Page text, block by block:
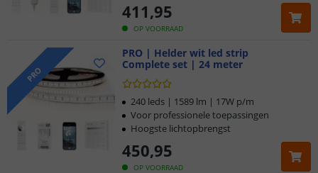
OP VOORRAAD
411,95
PRO
PRO | Helder wit led strip
Complete set | 24 meter
OP VOORRAAD
450,95
240 leds | 1589 lm | 17W p/m
Voor professionele toepassingen
Hoogste lichtopbrengst
Klantbeoordeling 9.1
Voor 23:45 uur besteld,morgen in huis
5 jaar garantie
Gratis verzending vanaf € 20,-